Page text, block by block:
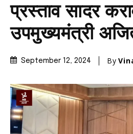
प्रस्ताव सादर
उपमुख्यमंत्री
September 12, 2024 By